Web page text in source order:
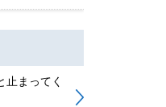
止まってく